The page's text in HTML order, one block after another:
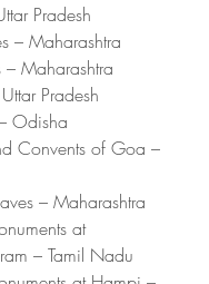
Pradesh
– Maharashtra
– Maharashtra
Pradesh
Odisha
Convents of Goa –
– Maharashtra
at
– Tamil Nadu